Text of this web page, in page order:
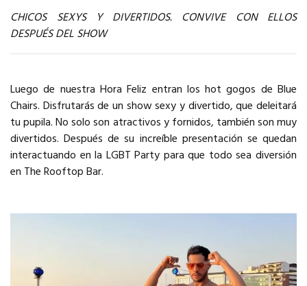
CHICOS SEXYS Y DIVERTIDOS. CONVIVE CON ELLOS
DESPUÉS DEL SHOW
Luego de nuestra Hora Feliz entran los hot gogos de Blue
Chairs. Disfrutarás de un show sexy y divertido, que deleitará
tu pupila. No solo son atractivos y fornidos, también son muy
divertidos. Después de su increíble presentación se quedan
interactuando en la LGBT Party para que todo sea diversión
en The Rooftop Bar.